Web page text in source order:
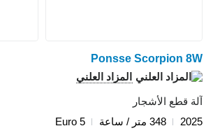
Ponsse Scorpion 8W
المزاد العلني
آلة قطع الأشجار
2025
348 متر / ساعة
Euro 5